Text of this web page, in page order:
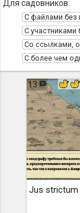
Для садовников:
С файлами без
С участниками
Со ссылками,
С более чем
13
Jus strictum